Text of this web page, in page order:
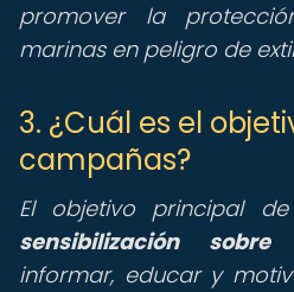
promover la
marinas en peligro de
3. ¿Cuál es el
campañas?
El objetivo principal
sensibilización
informar, educar y